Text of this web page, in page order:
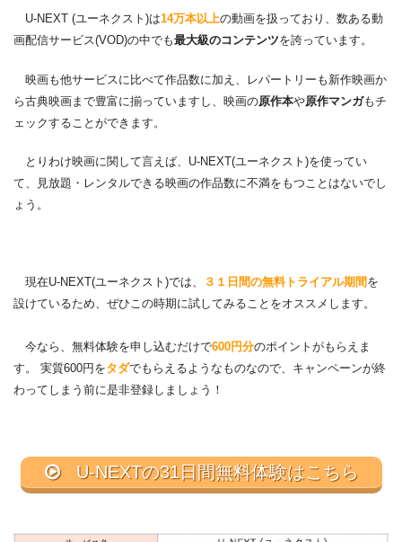
U-NEXT (ユーネクスト)は14万本以上の動画を扱っており、数ある動
画配信サービス(VOD)の中でも最大級のコンテンツを誇っています。
映画も他サービスに比べて作品数に加え、レパートリーも新作映画か
ら古典映画まで豊富に揃っていますし、映画の原作本や原作マンガもチ
ェックすることができます。
とりわけ映画に関して言えば、U-NEXT(ユーネクスト)を使ってい
て、見放題・レンタルできる映画の作品数に不満をもつことはないでし
ょう。
現在U-NEXT(ユーネクスト)では、 ３１日間の無料トライアル期間 を
設けているため、ぜひこの時期に試してみることをオススメします。
今なら、無料体験を申し込むだけで600円分のポイントがもらえま
す。 実質600円をタダでもらえるようなものなので、キャンペーンが終
わってしまう前に是非登録しましょう！
U-NEXTの31日間無料体験はこちら